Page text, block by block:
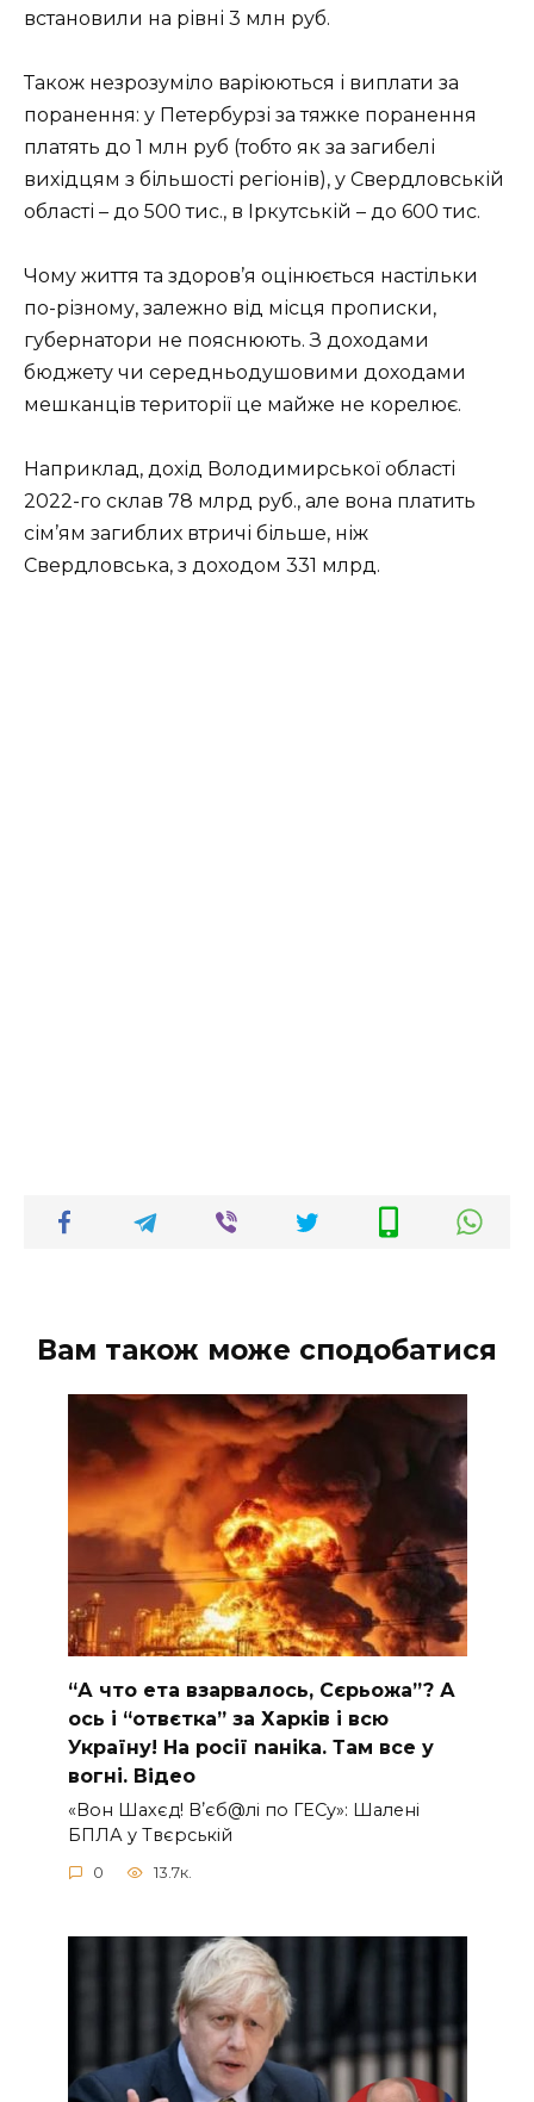
встановили на рівні 3 млн руб.
Також незрозуміло варіюються і виплати за
поранення: у Петербурзі за тяжке поранення
платять до 1 млн руб (тобто як за загибелі
вихідцям з більшості регіонів), у Свердловській
області – до 500 тис., в Іркутській – до 600 тис.
Чому життя та здоров’я оцінюється настільки
по-різному, залежно від місця прописки,
губернатори не пояснюють. З доходами
бюджету чи середньодушовими доходами
мешканців території це майже не корелює.
Наприклад, дохід Володимирської області
2022-го склав 78 млрд руб., але вона платить
сім’ям загиблих втричі більше, ніж
Свердловська, з доходом 331 млрд.
Вам також може сподобатися
“А что ета взаpвалось, Сєрьожа”? А
ось і “отвєтка” за Харків і всю
Україну! На pосії nаніkа. Там вcе у
вoгні. Вiдео
«Вон Шахєд! Вʼєб@лі по ГЕСу»: Шалені
БПЛА у Твєрській
0 13.7к.